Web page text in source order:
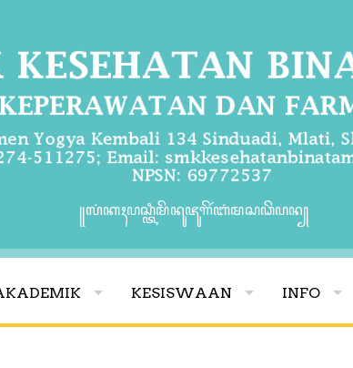
꧋ꦭꦁꦏꦃꦥꦱ꧀ꦠꦶꦩꦼꦤꦸꦗꦸꦒꦼꦂꦧꦁꦩꦱꦣꦼꦥꦤ꧀
KESISWAAN INFO